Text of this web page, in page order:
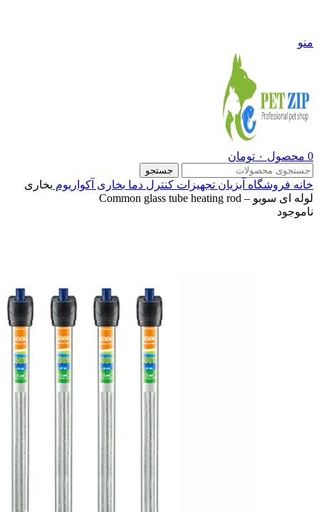
منو
0 محصول ۰ تومان
جستجو
خانه فروشگاه آبزیان تجهیزات کنترل دما بخاری آکواریوم بخاری
لوله ای سوبو – Common glass tube heating rod
ناموجود